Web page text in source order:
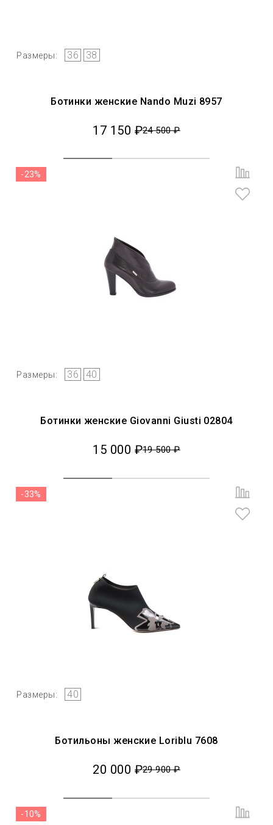
Размеры: 36 38
Ботинки женские Nando Muzi 8957
17 150 ₽24 500 ₽
Размеры: 36 40
-23%
Ботинки женские Giovanni Giusti 02804
15 000 ₽19 500 ₽
Размеры: 40
-33%
Ботильоны женские Loriblu 7608
20 000 ₽29 900 ₽
-10%